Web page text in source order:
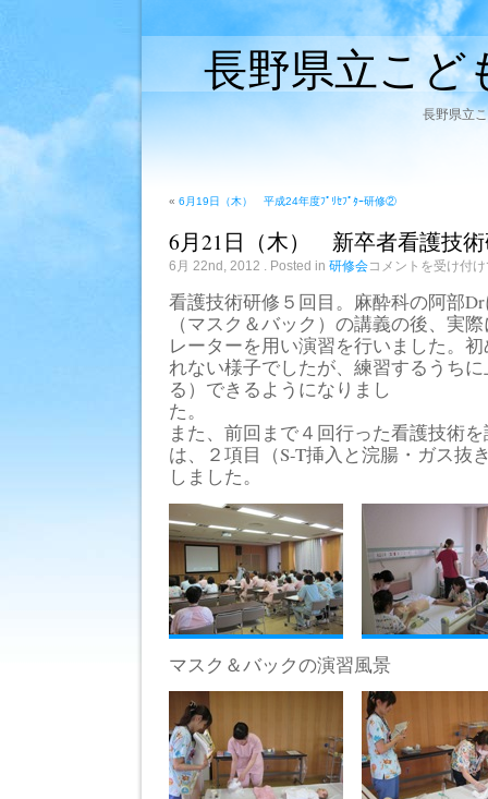
長野県立こど
長野県立
« 6月19日（木） 平成24年度ﾌﾟﾘｾﾌﾟﾀｰ研修②
6月21日（木） 新卒者看護技
6月 22nd, 2012 . Posted in 研修会6
日
（木）
新
卒
者
看
護
研
修
コメントを受け付
看護技術研修５回目。麻酔科の阿部
（マスク＆バック）の講義の後、実
レーターを用い演習を行いました。
れない様子でしたが、練習するうち
る）できるようになりまし
た
また、前回まで４回行った看護技術
は、２項目（S-T挿入と浣腸・ガス抜
しました。
マスク＆バックの演習風景